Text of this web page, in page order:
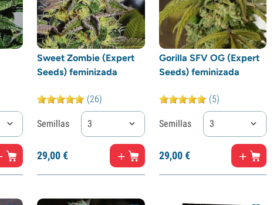
Sweet Zombie (Expert
Seeds) feminizada
(26)
Semillas 3
29,00€
Gorilla SFV OG (Expert
Seeds) feminizada
(5)
Semillas 3
29,00€